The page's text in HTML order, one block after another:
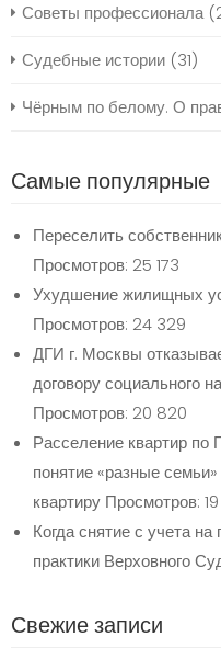
Советы профессионала
Судебные истории (31)
Чёрным по белому. О
Самые популярные
Переселить
Просмотров: 25 173
Ухудшение жилищных
Просмотров: 24 329
ДГИ г. Москвы
договору социального
Просмотров: 20 820
Расселение квартир по
понятие «разные
квартиру Просмотров: 19
Когда снятие с учета
практики Верховного
Свежие записи